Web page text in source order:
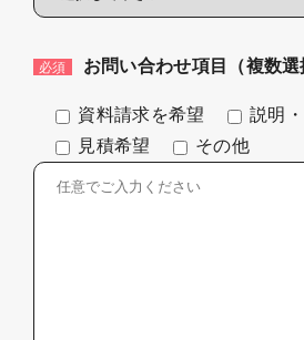
必須 お問い合わせ項目（複数選
資料請求を希望
説明
見積希望
その他